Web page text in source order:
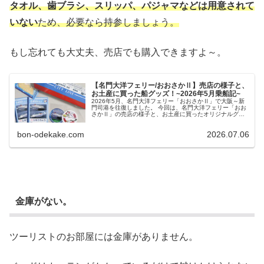
タオル、歯ブラシ、スリッパ、パジャマなどは用意されて
いないため、必要なら持参しましょう。
もし忘れても大丈夫、売店でも購入できますよ～。
【名門大洋フェリー/おおさかⅡ】売店の様子と、
お土産に買った船グッズ！~2026年5月乗船記~
2026年5月、名門大洋フェリー「おおさかⅡ」で大阪～新
門司港を往復しました。 今回は、名門大洋フェリー「おお
さかⅡ」の売店の様子と、お土産に買ったオリジナルグッ
bon-odekake.com 2026.07.06
金庫がない。
ツーリストのお部屋には金庫がありません。